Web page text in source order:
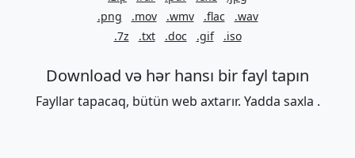
.png
.mov .wmv .flac
.wav
.7z
.txt .doc .gif .iso
Download və hər hansı bir fayl tapın
Fayllar tapacaq, bütün web axtarır. Yadda saxla .